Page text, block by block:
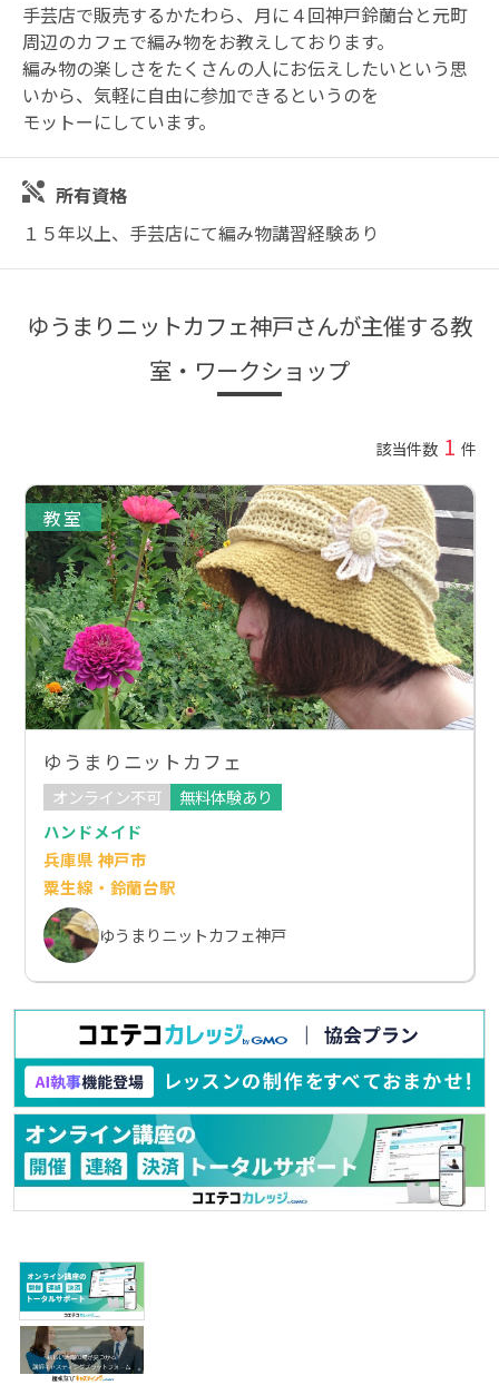
手芸店で販売するかたわら、月に４回神戸鈴蘭台と元町
周辺のカフェで編み物をお教えしております。
編み物の楽しさをたくさんの人にお伝えしたいという思
いから、気軽に自由に参加できるというのを
モットーにしています。
所有資格
１５年以上、手芸店にて編み物講習経験あり
ゆうまりニットカフェ神戸さんが主催する教
室・ワークショップ
該当件数 1 件
教室
ゆうまりニットカフェ
オンライン不可
無料体験あり
ハンドメイド
兵庫県 神戸市
粟生線・鈴蘭台駅
ゆうまりニットカフェ神戸